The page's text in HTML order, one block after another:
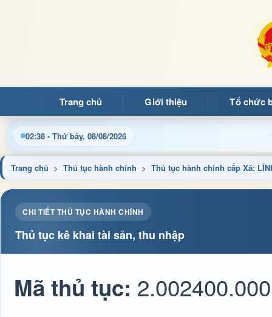
Trang chủ Giới thiệu Tổ chức
02:38 - Thứ bảy, 08/08/2026
Trang thông tin điện tử xã Mường Ảng
Trang chủ > Thủ tục hành chính > Thủ tục hành chính cấp Xã:
CHI TIẾT THỦ TỤC HÀNH CHÍNH
Thủ tục kê khai tài sản, thu nhập
Mã thủ tục: